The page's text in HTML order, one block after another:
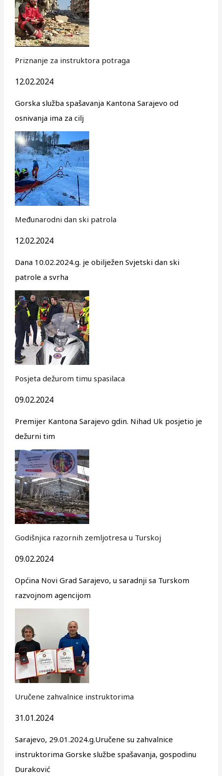
Priznanje za instruktora potraga
12.02.2024
Gorska služba spašavanja Kantona Sarajevo od
osnivanja ima za cilj
Međunarodni dan ski patrola
12.02.2024
Dana 10.02.2024.g. je obilježen Svjetski dan ski
patrole a svrha
Posjeta dežurom timu spasilaca
09.02.2024
Premijer Kantona Sarajevo gdin. Nihad Uk posjetio je
dežurni tim
Godišnjica razornih zemljotresa u Turskoj
09.02.2024
Općina Novi Grad Sarajevo, u saradnji sa Turskom
razvojnom agencijom
Uručene zahvalnice instruktorima
31.01.2024
Sarajevo, 29.01.2024.g.Uručene su zahvalnice
instruktorima Gorske službe spašavanja, gospodinu
Duraković